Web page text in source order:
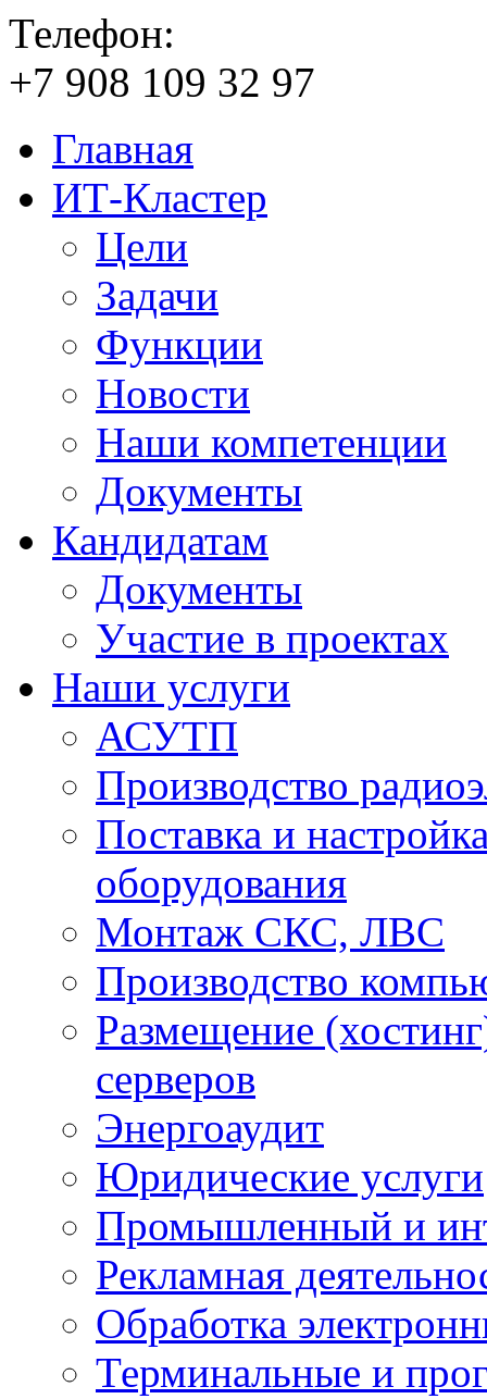
Телефон:
+7 908 109 32 97
Главная
ИТ-Кластер
Цели
Задачи
Функции
Новости
Наши компетенции
Документы
Кандидатам
Документы
Участие в проектах
Наши услуги
АСУТП
Производство
Поставка и
оборудования
Монтаж СКС, ЛВС
Производство
Размещение
серверов
Энергоаудит
Юридические услуги
Промышленный и
Рекламная
Обработка
Терминальные и